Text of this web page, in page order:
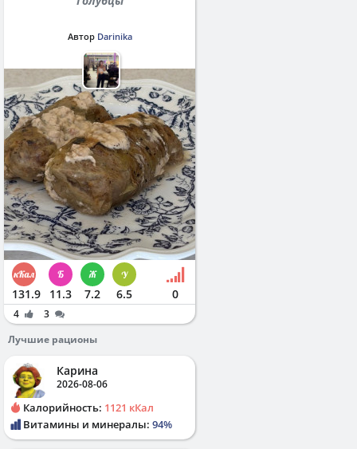
Автор Darinika
131.9 11.3 7.2 6.5 0
4
3
Лучшие рационы
Карина
2026-08-06
Калорийность: 1121 кКал
Витамины и минералы: 94%